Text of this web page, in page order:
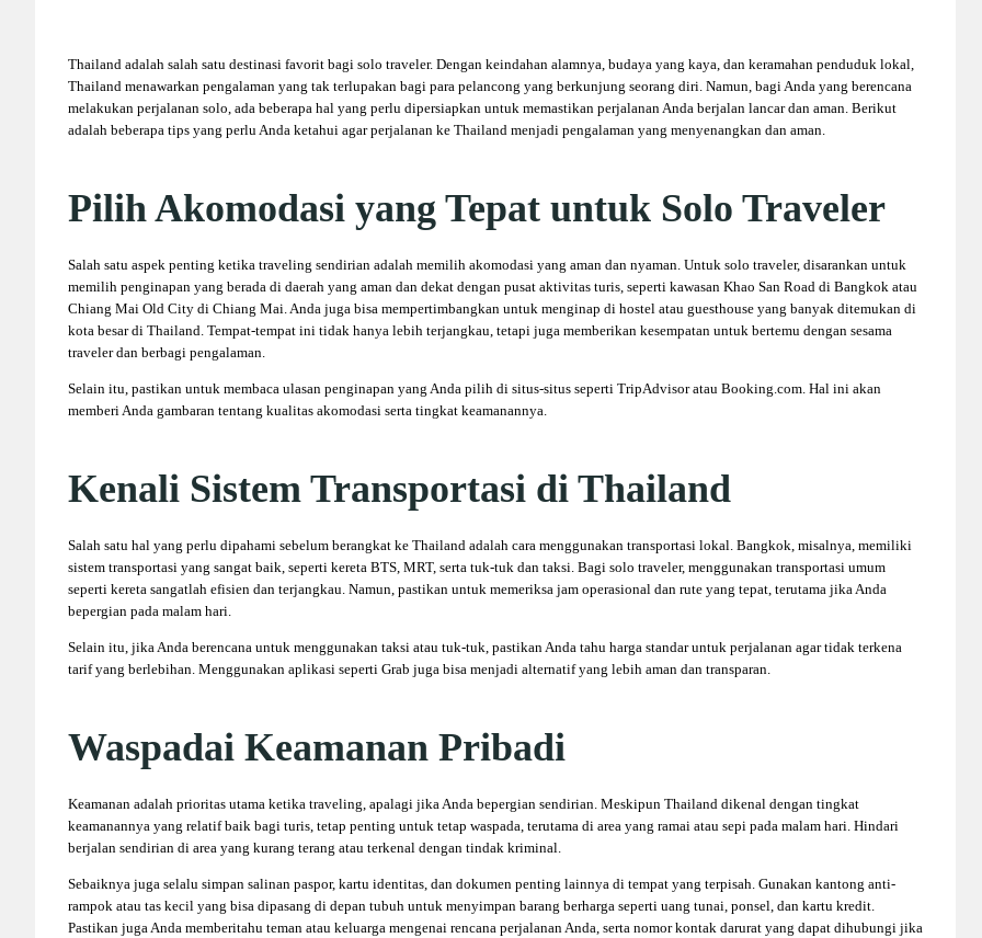
Thailand adalah salah satu destinasi favorit bagi solo traveler. Dengan keindahan alamnya, budaya yang kaya, dan keramahan penduduk lokal,
Thailand menawarkan pengalaman yang tak terlupakan bagi para pelancong yang berkunjung seorang diri. Namun, bagi Anda yang berencana
melakukan perjalanan solo, ada beberapa hal yang perlu dipersiapkan untuk memastikan perjalanan Anda berjalan lancar dan aman. Berikut
adalah beberapa tips yang perlu Anda ketahui agar perjalanan ke Thailand menjadi pengalaman yang menyenangkan dan aman.
Pilih Akomodasi yang Tepat untuk Solo Traveler
Salah satu aspek penting ketika traveling sendirian adalah memilih akomodasi yang aman dan nyaman. Untuk solo traveler, disarankan untuk
memilih penginapan yang berada di daerah yang aman dan dekat dengan pusat aktivitas turis, seperti kawasan Khao San Road di Bangkok atau
Chiang Mai Old City di Chiang Mai. Anda juga bisa mempertimbangkan untuk menginap di hostel atau guesthouse yang banyak ditemukan di
kota besar di Thailand. Tempat-tempat ini tidak hanya lebih terjangkau, tetapi juga memberikan kesempatan untuk bertemu dengan sesama
traveler dan berbagi pengalaman.
Selain itu, pastikan untuk membaca ulasan penginapan yang Anda pilih di situs-situs seperti TripAdvisor atau Booking.com. Hal ini akan
memberi Anda gambaran tentang kualitas akomodasi serta tingkat keamanannya.
Kenali Sistem Transportasi di Thailand
Salah satu hal yang perlu dipahami sebelum berangkat ke Thailand adalah cara menggunakan transportasi lokal. Bangkok, misalnya, memiliki
sistem transportasi yang sangat baik, seperti kereta BTS, MRT, serta tuk-tuk dan taksi. Bagi solo traveler, menggunakan transportasi umum
seperti kereta sangatlah efisien dan terjangkau. Namun, pastikan untuk memeriksa jam operasional dan rute yang tepat, terutama jika Anda
bepergian pada malam hari.
Selain itu, jika Anda berencana untuk menggunakan taksi atau tuk-tuk, pastikan Anda tahu harga standar untuk perjalanan agar tidak terkena
tarif yang berlebihan. Menggunakan aplikasi seperti Grab juga bisa menjadi alternatif yang lebih aman dan transparan.
Waspadai Keamanan Pribadi
Keamanan adalah prioritas utama ketika traveling, apalagi jika Anda bepergian sendirian. Meskipun Thailand dikenal dengan tingkat
keamanannya yang relatif baik bagi turis, tetap penting untuk tetap waspada, terutama di area yang ramai atau sepi pada malam hari. Hindari
berjalan sendirian di area yang kurang terang atau terkenal dengan tindak kriminal.
Sebaiknya juga selalu simpan salinan paspor, kartu identitas, dan dokumen penting lainnya di tempat yang terpisah. Gunakan kantong anti-
rampok atau tas kecil yang bisa dipasang di depan tubuh untuk menyimpan barang berharga seperti uang tunai, ponsel, dan kartu kredit.
Pastikan juga Anda memberitahu teman atau keluarga mengenai rencana perjalanan Anda, serta nomor kontak darurat yang dapat dihubungi jika